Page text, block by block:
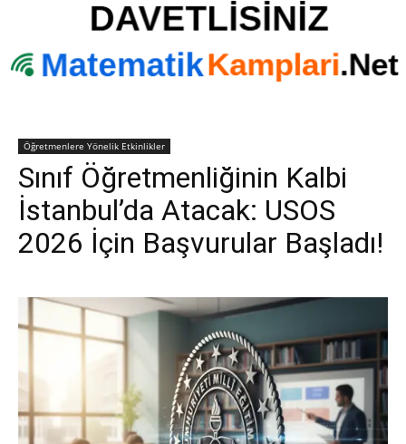
Öğretmenlere Yönelik Etkinlikler
Sınıf Öğretmenliğinin Kalbi
İstanbul’da Atacak: USOS
2026 İçin Başvurular Başladı!